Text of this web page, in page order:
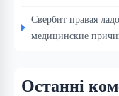
Свербит правая
медицинские
Останні